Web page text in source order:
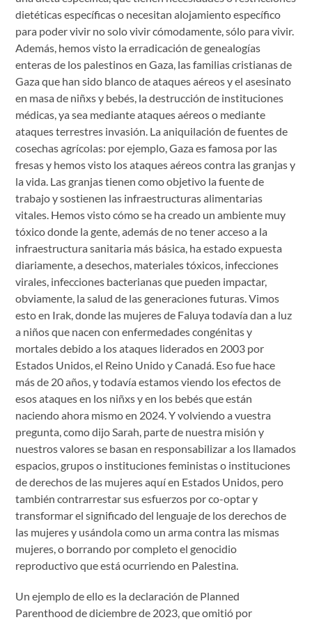
dietéticas específicas o necesitan alojamiento específico
para poder vivir no solo vivir cómodamente, sólo para vivir.
Además, hemos visto la erradicación de genealogías
enteras de los palestinos en Gaza, las familias cristianas de
Gaza que han sido blanco de ataques aéreos y el asesinato
en masa de niñxs y bebés, la destrucción de instituciones
médicas, ya sea mediante ataques aéreos o mediante
ataques terrestres invasión. La aniquilación de fuentes de
cosechas agrícolas: por ejemplo, Gaza es famosa por las
fresas y hemos visto los ataques aéreos contra las granjas y
la vida. Las granjas tienen como objetivo la fuente de
trabajo y sostienen las infraestructuras alimentarias
vitales. Hemos visto cómo se ha creado un ambiente muy
tóxico donde la gente, además de no tener acceso a la
infraestructura sanitaria más básica, ha estado expuesta
diariamente, a desechos, materiales tóxicos, infecciones
virales, infecciones bacterianas que pueden impactar,
obviamente, la salud de las generaciones futuras. Vimos
esto en Irak, donde las mujeres de Faluya todavía dan a luz
a niños que nacen con enfermedades congénitas y
mortales debido a los ataques liderados en 2003 por
Estados Unidos, el Reino Unido y Canadá. Eso fue hace
más de 20 años, y todavía estamos viendo los efectos de
esos ataques en los niñxs y en los bebés que están
naciendo ahora mismo en 2024. Y volviendo a vuestra
pregunta, como dijo Sarah, parte de nuestra misión y
nuestros valores se basan en responsabilizar a los llamados
espacios, grupos o instituciones feministas o instituciones
de derechos de las mujeres aquí en Estados Unidos, pero
también contrarrestar sus esfuerzos por co-optar y
transformar el significado del lenguaje de los derechos de
las mujeres y usándola como un arma contra las mismas
mujeres, o borrando por completo el genocidio
reproductivo que está ocurriendo en Palestina.
Un ejemplo de ello es la declaración de Planned
Parenthood de diciembre de 2023, que omitió por